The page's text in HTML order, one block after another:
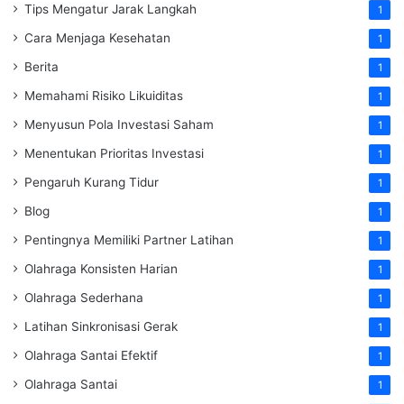
Tips Mengatur Jarak Langkah 1
Cara Menjaga Kesehatan 1
Berita 1
Memahami Risiko Likuiditas 1
Menyusun Pola Investasi Saham 1
Menentukan Prioritas Investasi 1
Pengaruh Kurang Tidur 1
Blog 1
Pentingnya Memiliki Partner Latihan 1
Olahraga Konsisten Harian 1
Olahraga Sederhana 1
Latihan Sinkronisasi Gerak 1
Olahraga Santai Efektif 1
Olahraga Santai 1